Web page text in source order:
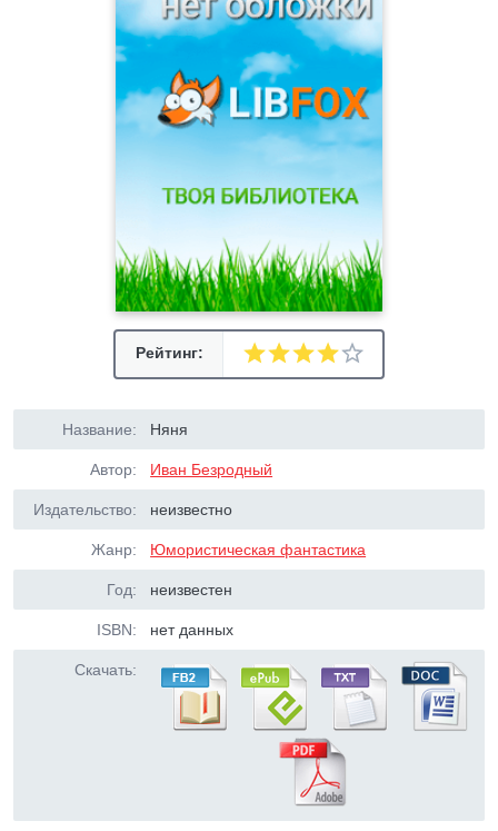
Рейтинг:
Название: Няня
Автор: Иван Безродный
Издательство: неизвестно
Жанр: Юмористическая фантастика
Год: неизвестен
ISBN: нет данных
Скачать: